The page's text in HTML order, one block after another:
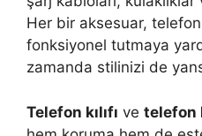
Her bir aksesuar,
fonksiyonel tutmaya
zamanda stilinizi de
Telefon kılıfı ve telefon